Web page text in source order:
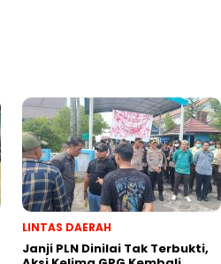
LINTAS DAERAH
Janji PLN Dinilai Tak Terbukti,